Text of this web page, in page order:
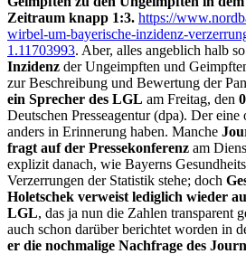
Zeitraum knapp 1:3. https://
wirbel-um-bayerische-inzidenz-
1.11703993. Aber, alles angeblich halb
Inzidenz der Ungeimpften und
zur Beschreibung und Bewertung der
ein Sprecher des LGL am Freitag, den
Deutschen Presseagentur (dpa). Der eine
anders in Erinnerung haben. Manche
fragt auf der Pressekonferenz am
explizit danach, wie Bayerns
Verzerrungen der Statistik stehe; doch
Holetschek verweist lediglich wieder
LGL, das ja nun die Zahlen transparent
auch schon darüber berichtet worden in
er die nochmalige Nachfrage des